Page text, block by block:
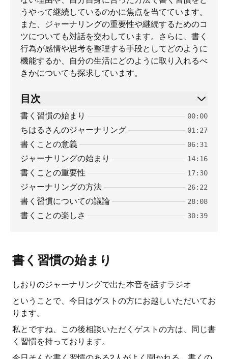
うやって継続しているのかに焦点を当てています。
また、ジャーナリングの重要性や継続するためのコ
ツについても対話を交わしています。さらに、書く
行為が感情や思考を整理する手段としてどのように
機能するか、自分の生活にどのように取り入れるべ
きかについても探求しています。
目次
書く習慣の始まり 00:00
ちはるさんのジャーナリング 01:27
書くことの意義 06:31
ジャーナリングの始まり 14:16
書くことの重要性 17:30
ジャーナリングの方法 26:22
書く習慣についての議論 28:08
書くことの楽しさ 30:39
書く習慣の始まり
しおりのジャーナリングで出た本音を話すラジオ
ということで、今日はゲストの方にお越しいただいてお
ります。
私とですね、この後相談いただくゲストの方は、同じ書
く習慣を持っております。